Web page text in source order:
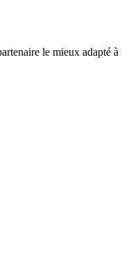
le mieux adapté à